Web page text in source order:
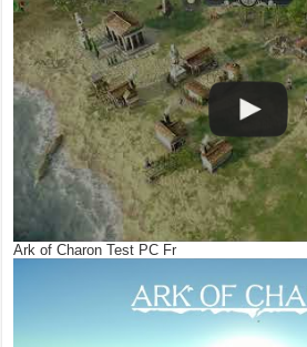
Ark of Charon Test PC Fr